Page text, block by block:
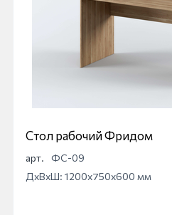
Стол рабочий Фридом
арт.
ФС-09
ДхВхШ: 1200x750x600 мм